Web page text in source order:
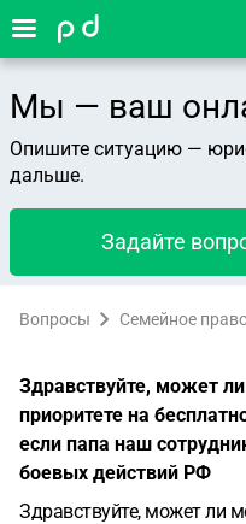
Мы — ваш
Опишите ситуацию —
дальше.
Задайте
Вопросы Семейное
Здравствуйте, может
приоритете на
если папа наш
боевых действий РФ
Здравствуйте, может ли